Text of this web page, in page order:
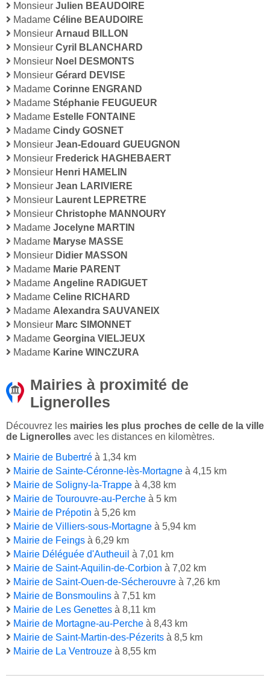
Monsieur Julien BEAUDOIRE
Madame Céline BEAUDOIRE
Monsieur Arnaud BILLON
Monsieur Cyril BLANCHARD
Monsieur Noel DESMONTS
Monsieur Gérard DEVISE
Madame Corinne ENGRAND
Madame Stéphanie FEUGUEUR
Madame Estelle FONTAINE
Madame Cindy GOSNET
Monsieur Jean-Edouard GUEUGNON
Monsieur Frederick HAGHEBAERT
Monsieur Henri HAMELIN
Monsieur Jean LARIVIERE
Monsieur Laurent LEPRETRE
Monsieur Christophe MANNOURY
Madame Jocelyne MARTIN
Madame Maryse MASSE
Monsieur Didier MASSON
Madame Marie PARENT
Madame Angeline RADIGUET
Madame Celine RICHARD
Madame Alexandra SAUVANEIX
Monsieur Marc SIMONNET
Madame Georgina VIELJEUX
Madame Karine WINCZURA
Mairies à proximité de
Lignerolles
Découvrez les mairies les plus proches de celle de la ville
de Lignerolles avec les distances en kilomètres.
Mairie de Bubertré à 1,34 km
Mairie de Sainte-Céronne-lès-Mortagne à 4,15 km
Mairie de Soligny-la-Trappe à 4,38 km
Mairie de Tourouvre-au-Perche à 5 km
Mairie de Prépotin à 5,26 km
Mairie de Villiers-sous-Mortagne à 5,94 km
Mairie de Feings à 6,29 km
Mairie Déléguée d'Autheuil à 7,01 km
Mairie de Saint-Aquilin-de-Corbion à 7,02 km
Mairie de Saint-Ouen-de-Sécherouvre à 7,26 km
Mairie de Bonsmoulins à 7,51 km
Mairie de Les Genettes à 8,11 km
Mairie de Mortagne-au-Perche à 8,43 km
Mairie de Saint-Martin-des-Pézerits à 8,5 km
Mairie de La Ventrouze à 8,55 km